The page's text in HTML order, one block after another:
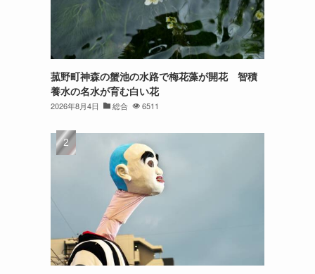
菰野町神森の蟹池の水路で梅花藻が開花 智積
養水の名水が育む白い花
2026年8月4日 総合 6511